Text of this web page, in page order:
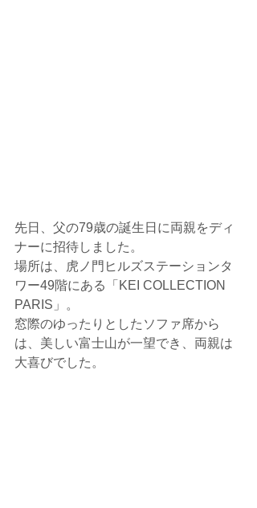
先日、父の79歳の誕生日に両親をディ
ナーに招待しました。
場所は、虎ノ門ヒルズステーションタ
ワー49階にある「KEI COLLECTION
PARIS」。
窓際のゆったりとしたソファ席から
は、美しい富士山が一望でき、両親は
大喜びでした。